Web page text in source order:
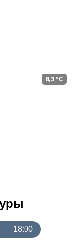
8,3 °C
18:00